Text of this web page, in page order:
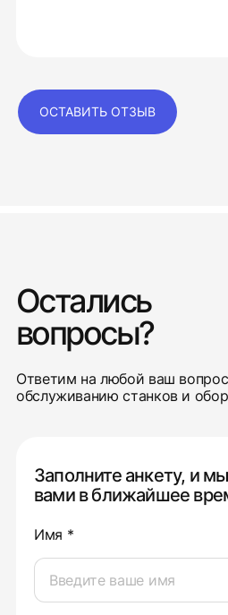
ОСТАВИТЬ ОТЗЫВ
Остались
вопросы?
Ответим на любой ваш
обслуживанию станков и
Заполните анкету, и
вами в ближайшее
Имя *